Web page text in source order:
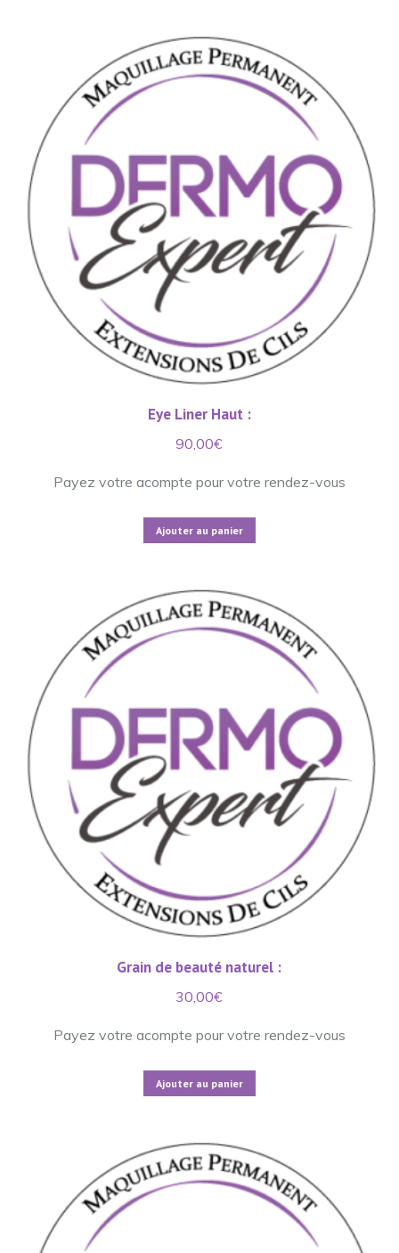
Eye Liner Haut :
90,00€
Payez votre acompte pour votre rendez-vous
Ajouter au panier
Grain de beauté naturel :
30,00€
Payez votre acompte pour votre rendez-vous
Ajouter au panier